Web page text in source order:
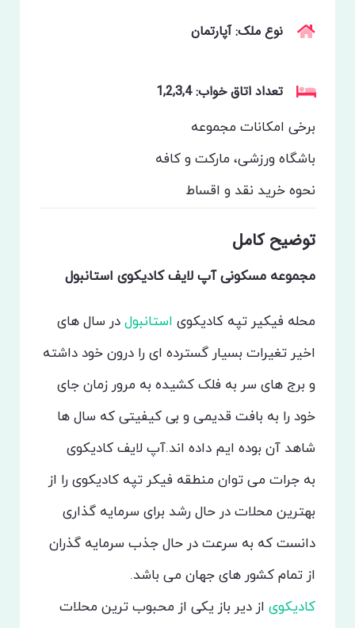
نوع ملک: آپارتمان
تعداد اتاق خواب: 1,2,3,4
برخی امکانات مجموعه
باشگاه ورزشی، مارکت و کافه
نحوه خرید نقد و اقساط
توضیح کامل
مجموعه مسکونی آپ لایف کادیکوی استانبول
محله فیکیر تپه کادیکوی استانبول در سال های
اخیر تغیرات بسیار گسترده ای را درون خود داشته
و برج های سر به فلک کشیده به مرور زمان جای
خود را به بافت قدیمی و بی کیفیتی که سال ها
شاهد آن بوده ایم داده اند.آپ لایف کادیکوی
به جرات می توان منطقه فیکر تپه کادیکوی را از
بهترین محلات در حال رشد برای سرمایه گذاری
دانست که به سرعت در حال جذب سرمایه گذران
از تمام کشور های جهان می باشد.
کادیکوی از دیر باز یکی از محبوب ترین محلات